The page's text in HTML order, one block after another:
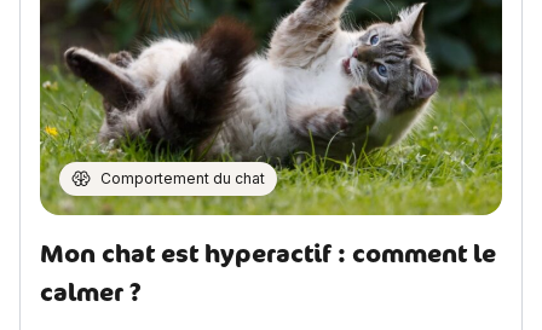
Comportement du chat
Mon chat est hyperactif : comment le
calmer ?